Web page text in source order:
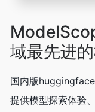
域最先进
国内版
提供模型探索体验